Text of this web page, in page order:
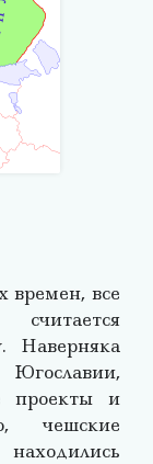
времен, все
Наверняка
проекты и
чешские